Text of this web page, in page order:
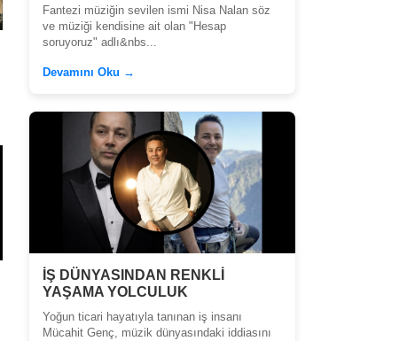
Fantezi müziğin sevilen ismi Nisa Nalan söz
ve müziği kendisine ait olan "Hesap
soruyoruz" adlı&nbs...
Devamını Oku →
İŞ DÜNYASINDAN RENKLİ
YAŞAMA YOLCULUK
Yoğun ticari hayatıyla tanınan iş insanı
Mücahit Genç, müzik dünyasındaki iddiasını